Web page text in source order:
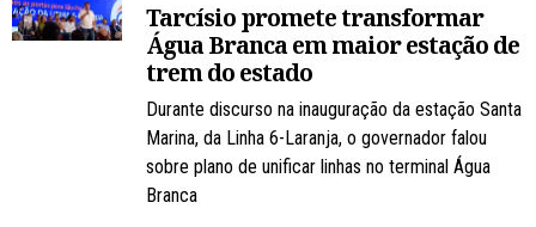
Tarcísio promete transformar
Água Branca em maior estação de
trem do estado
Durante discurso na inauguração da estação Santa
Marina, da Linha 6-Laranja, o governador falou
sobre plano de unificar linhas no terminal Água
Branca